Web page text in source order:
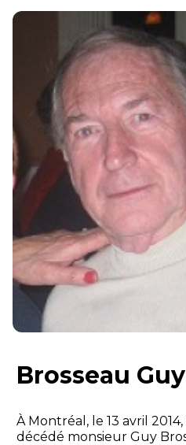
Brosseau Guy
À Montréal, le 13 avril
décédé monsieur Guy